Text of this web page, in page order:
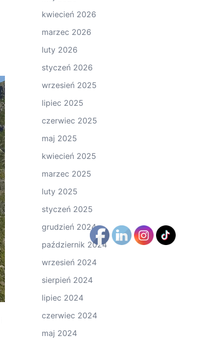
kwiecień 2026
marzec 2026
luty 2026
styczeń 2026
wrzesień 2025
lipiec 2025
czerwiec 2025
maj 2025
kwiecień 2025
marzec 2025
luty 2025
styczeń 2025
grudzień 2024
październik 2024
wrzesień 2024
sierpień 2024
lipiec 2024
czerwiec 2024
maj 2024